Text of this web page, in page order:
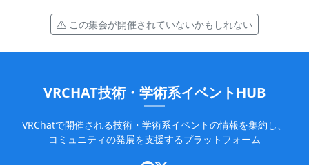
この集会が開催されていないかもしれない
VRCHAT技術・学術系イベントHUB
VRChatで開催される技術・学術系イベントの情報を集約し、
コミュニティの発展を支援するプラットフォーム